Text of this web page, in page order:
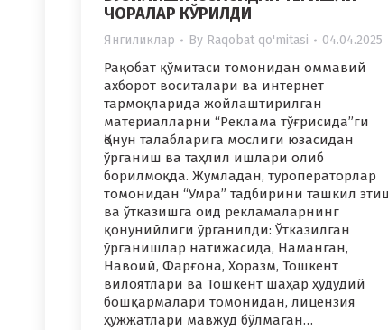
ЧОРАЛАР КЎРИЛДИ
Янгиликлар By Raqobat qo'mitasi 04.04.2025
Рақобат қўмитаси томонидан оммавий
ахборот воситалари ва интернет
тармоқларида жойлаштирилган
материалларни “Реклама тўғрисида”ги
Қонун талабларига мослиги юзасидан
ўрганиш ва таҳлил ишлари олиб
борилмоқда. Жумладан, туроператорлар
томонидан “Умра” тадбирини ташкил
ва ўтказишга оид рекламаларнинг
қонунийлиги ўрганилди: Ўтказилган
ўрганишлар натижасида, Наманган,
Навоий, Фарғона, Хоразм, Тошкент
вилоятлари ва Тошкент шаҳар ҳудудий
бошқармалари томонидан, лицензия
ҳужжатлари мавжуд бўлмаган…